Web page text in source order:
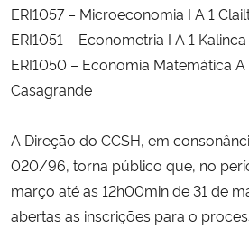
Ministério do Desenvolvimento Regional
Controladoria-Geral da União
Secretaria-Geral
Secretaria de Governo
ERI1057 – Microeconomia I A 1
ERI1051 – Econometria I A 1
ERI1050 – Economia Matemática A
Casagrande
A Direção do CCSH, em
020/96, torna público que, no
março até as 12h00min de 31 de
abertas as inscrições para o